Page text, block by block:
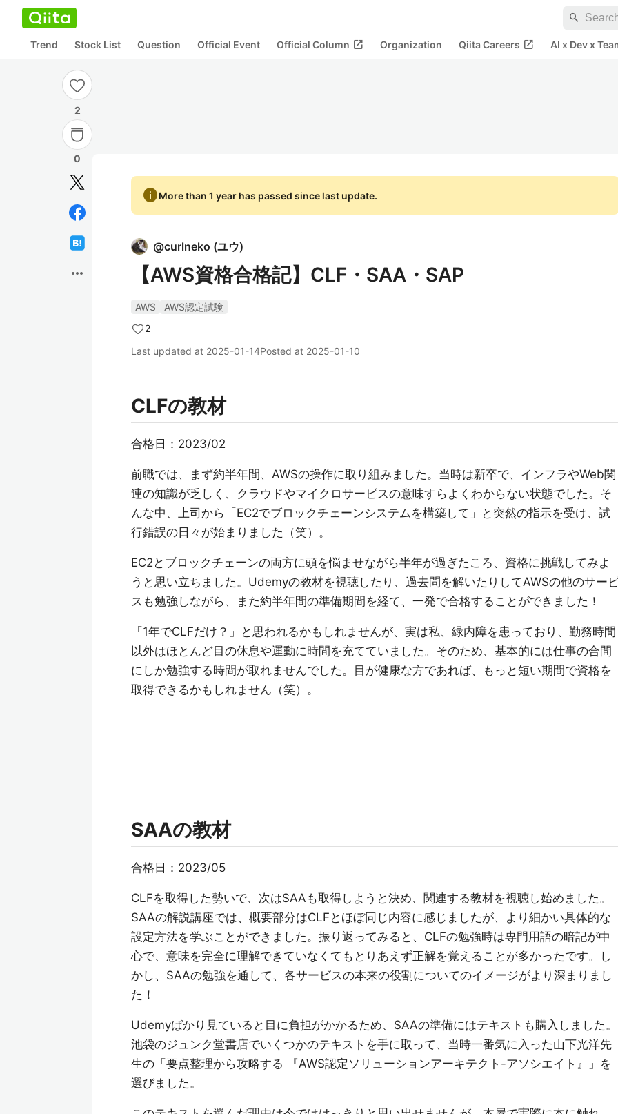
search
Trend Stock List Question Official Event Official Column open_in_new Organization Qiita Careers open_in_new AI x Dev x
2
0
more_horiz
infoMore than 1 year has passed since last update.
@curlneko (ユウ)
【AWS資格合格記】CLF・SAA・SAP
AWS
AWS認定試験
2
Last updated at 2025-01-14Posted at 2025-01-10
CLFの教材
合格日：2023/02
前職では、まず約半年間、AWSの操作に取り組みました。当時は新卒で、インフラやWeb関
連の知識が乏しく、クラウドやマイクロサービスの意味すらよくわからない状態でした。そ
んな中、上司から「EC2でブロックチェーンシステムを構築して」と突然の指示を受け、試
行錯誤の日々が始まりました（笑）。
EC2とブロックチェーンの両方に頭を悩ませながら半年が過ぎたころ、資格に挑戦してみよ
うと思い立ちました。Udemyの教材を視聴したり、過去問を解いたりしてAWSの他のサー
スも勉強しながら、また約半年間の準備期間を経て、一発で合格することができました！
「1年でCLFだけ？」と思われるかもしれませんが、実は私、緑内障を患っており、勤務時間
以外はほとんど目の休息や運動に時間を充てていました。そのため、基本的には仕事の合間
にしか勉強する時間が取れませんでした。目が健康な方であれば、もっと短い期間で資格を
取得できるかもしれません（笑）。
SAAの教材
合格日：2023/05
CLFを取得した勢いで、次はSAAも取得しようと決め、関連する教材を視聴し始めました。
SAAの解説講座では、概要部分はCLFとほぼ同じ内容に感じましたが、より細かい具体的な
設定方法を学ぶことができました。振り返ってみると、CLFの勉強時は専門用語の暗記が中
心で、意味を完全に理解できていなくてもとりあえず正解を覚えることが多かったです。し
かし、SAAの勉強を通して、各サービスの本来の役割についてのイメージがより深まりまし
た！
Udemyばかり見ていると目に負担がかかるため、SAAの準備にはテキストも購入しました。
池袋のジュンク堂書店でいくつかのテキストを手に取って、当時一番気に入った山下光洋先
生の「要点整理から攻略する 『AWS認定ソリューションアーキテクト-アソシエイト』」を
選びました。